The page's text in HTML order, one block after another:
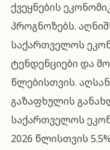
ქვეყნების
პროგნოზებს.
საქართველოს
ტენდენციები და
წლებისთვის.
გაზაფხულის
საქართველოს
2026 წლისთვის